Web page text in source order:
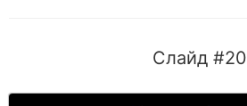
Слайд #20